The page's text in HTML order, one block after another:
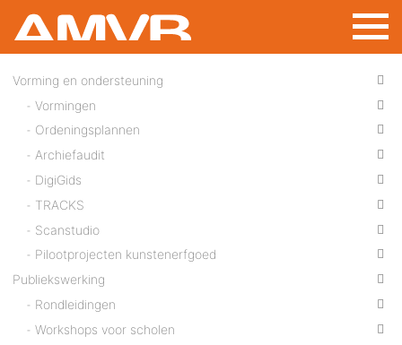
contenu
principal
Vorming en ondersteuning
Vormingen
Ordeningsplannen
Archiefaudit
DigiGids
TRACKS
Scanstudio
Pilootprojecten kunstenerfgoed
Publiekswerking
Rondleidingen
Workshops voor scholen